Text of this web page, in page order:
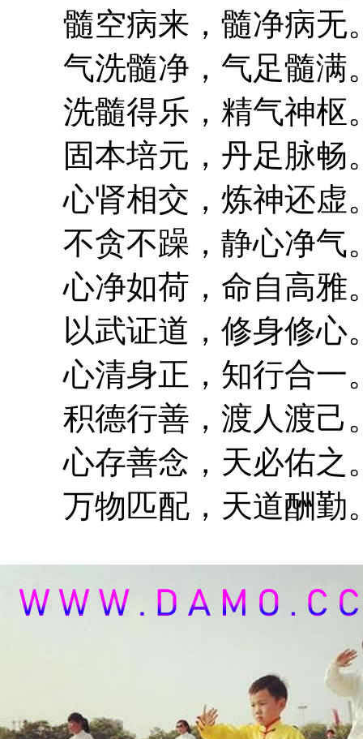
髓空病来，髓净病无
气洗髓净，气足髓满
洗髓得乐，精气神枢
固本培元，丹足脉畅
心肾相交，炼神还虚
不贪不躁，静心净气
心净如荷，命自高雅
以武证道，修身修心
心清身正，知行合一
积德行善，渡人渡己
心存善念，天必佑之
万物匹配，天道酬勤